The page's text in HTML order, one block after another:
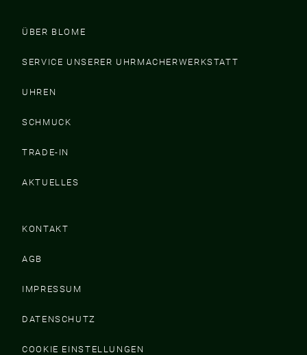
ÜBER BLOME
SERVICE UNSERER UHRMACHERWERKSTATT
UHREN
SCHMUCK
TRADE-IN
AKTUELLES
KONTAKT
AGB
IMPRESSUM
DATENSCHUTZ
COOKIE EINSTELLUNGEN